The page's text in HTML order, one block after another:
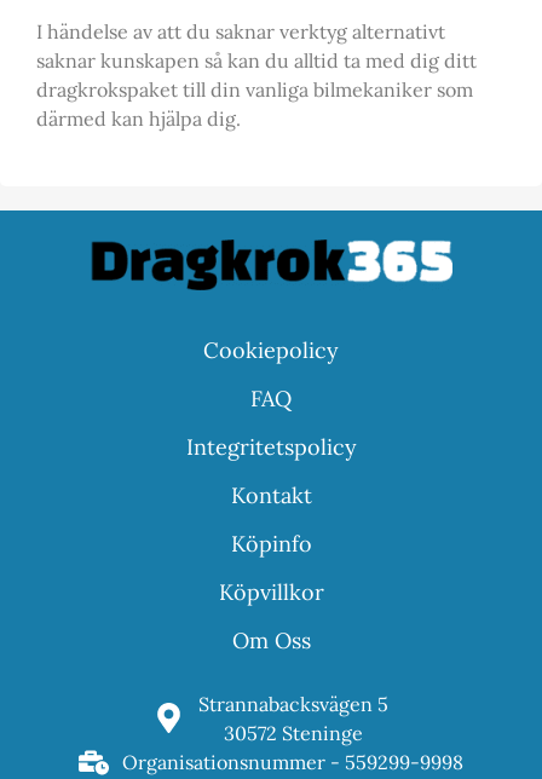
I händelse av att du saknar verktyg alternativt
saknar kunskapen så kan du alltid ta med dig ditt
dragkrokspaket till din vanliga bilmekaniker som
därmed kan hjälpa dig.
Cookiepolicy
FAQ
Integritetspolicy
Kontakt
Köpinfo
Köpvillkor
Om Oss
Strannabacksvägen 5
30572 Steninge
Organisationsnummer - 559299-9998